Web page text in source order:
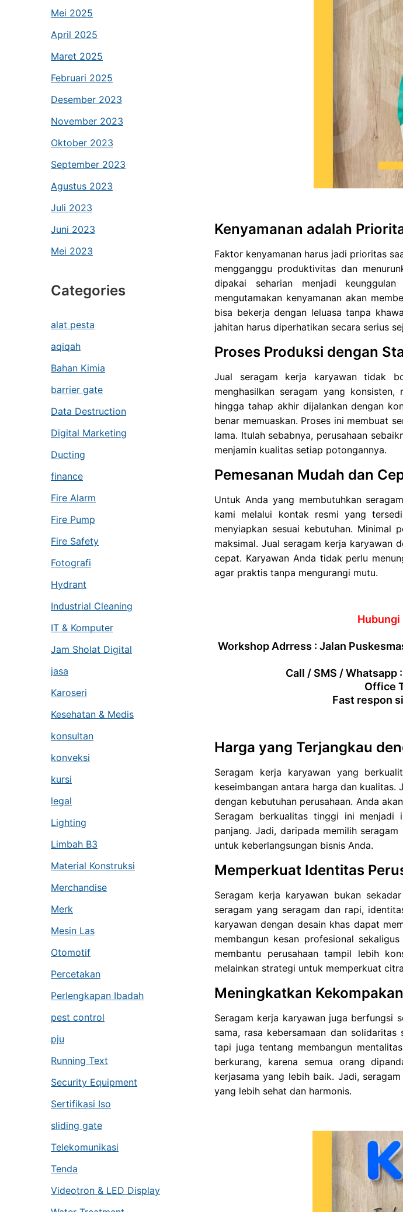
Mei 2025
April 2025
Maret 2025
Februari 2025
Desember 2023
November 2023
Oktober 2023
September 2023
Agustus 2023
Juli 2023
Juni 2023
Mei 2023
Categories
alat pesta
aqiqah
Bahan Kimia
barrier gate
Data Destruction
Digital Marketing
Ducting
finance
Fire Alarm
Fire Pump
Fire Safety
Fotografi
Hydrant
Industrial Cleaning
IT & Komputer
Jam Sholat Digital
jasa
Karoseri
Kesehatan & Medis
konsultan
konveksi
kursi
legal
Lighting
Limbah B3
Material Konstruksi
Merchandise
Merk
Mesin Las
Otomotif
Percetakan
Perlengkapan Ibadah
pest control
pju
Running Text
Security Equipment
Sertifikasi Iso
sliding gate
Telekomunikasi
Tenda
Videotron & LED Display
Kenyamanan adalah
Faktor kenyamanan harus jadi prioritas
mengganggu produktivitas dan
dipakai seharian menjadi
mengutamakan kenyamanan akan
bisa bekerja dengan leluasa tanpa
jahitan harus diperhatikan secara serius
Proses Produksi dengan
Jual seragam kerja karyawan tidak
menghasilkan seragam yang
hingga tahap akhir dijalankan dengan
benar memuaskan. Proses ini membuat
lama. Itulah sebabnya, perusahaan
menjamin kualitas setiap potongannya.
Pemesanan Mudah dan
Untuk Anda yang membutuhkan
kami melalui kontak resmi yang
menyiapkan sesuai kebutuhan.
maksimal. Jual seragam kerja karyawan
cepat. Karyawan Anda tidak perlu
agar praktis tanpa mengurangi mutu.
Workshop Adrress : Jalan
Call / SMS / Whatsapp :
Office
Fast respon
Harga yang Terjangkau
Seragam kerja karyawan yang
keseimbangan antara harga dan
dengan kebutuhan perusahaan. Anda
Seragam berkualitas tinggi ini menjadi
panjang. Jadi, daripada memilih
untuk keberlangsungan bisnis Anda.
Memperkuat Identitas
Seragam kerja karyawan bukan
seragam yang seragam dan rapi,
karyawan dengan desain khas dapat
membangun kesan profesional
membantu perusahaan tampil lebih
melainkan strategi untuk memperkuat
Meningkatkan
Seragam kerja karyawan juga berfungsi
sama, rasa kebersamaan dan
tapi juga tentang membangun
berkurang, karena semua orang
kerjasama yang lebih baik. Jadi,
yang lebih sehat dan harmonis.